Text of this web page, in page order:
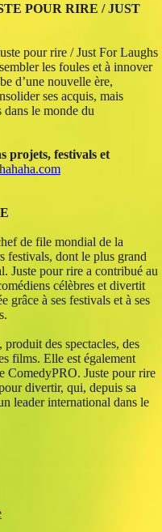
POUR RIRE / JUST
pour rire / Just For Laughs
les foules et à innover
d’une nouvelle ère,
ses acquis, mais
le monde du
projets, festivals et
de file mondial de la
festivals, dont le plus grand
Juste pour rire a contribué au
célèbres et divertit
grâce à ses festivals et à ses
produit des spectacles, des
films. Elle est également
ComedyPRO. Juste pour rire
divertir, qui, depuis sa
leader international dans le